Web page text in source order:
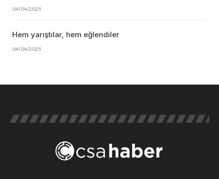
04/04/2025
Hem yarıştılar, hem eğlendiler
04/04/2025